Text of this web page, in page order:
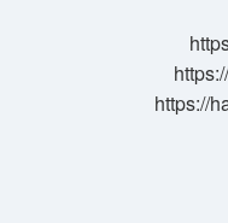
https://